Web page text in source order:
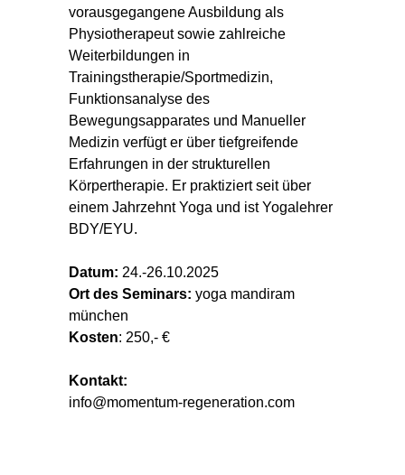
vorausgegangene Ausbildung als
Physiotherapeut sowie zahlreiche
Weiterbildungen in
Trainingstherapie/Sportmedizin,
Funktionsanalyse des
Bewegungsapparates und Manueller
Medizin verfügt er über tiefgreifende
Erfahrungen in der strukturellen
Körpertherapie. Er praktiziert seit über
einem Jahrzehnt Yoga und ist Yogalehrer
BDY/EYU.
Datum:24.-26.10.2025
Ort des Seminars: yoga mandiram
münchen
Kosten: 250,- €
Kontakt:
info@momentum-regeneration.com